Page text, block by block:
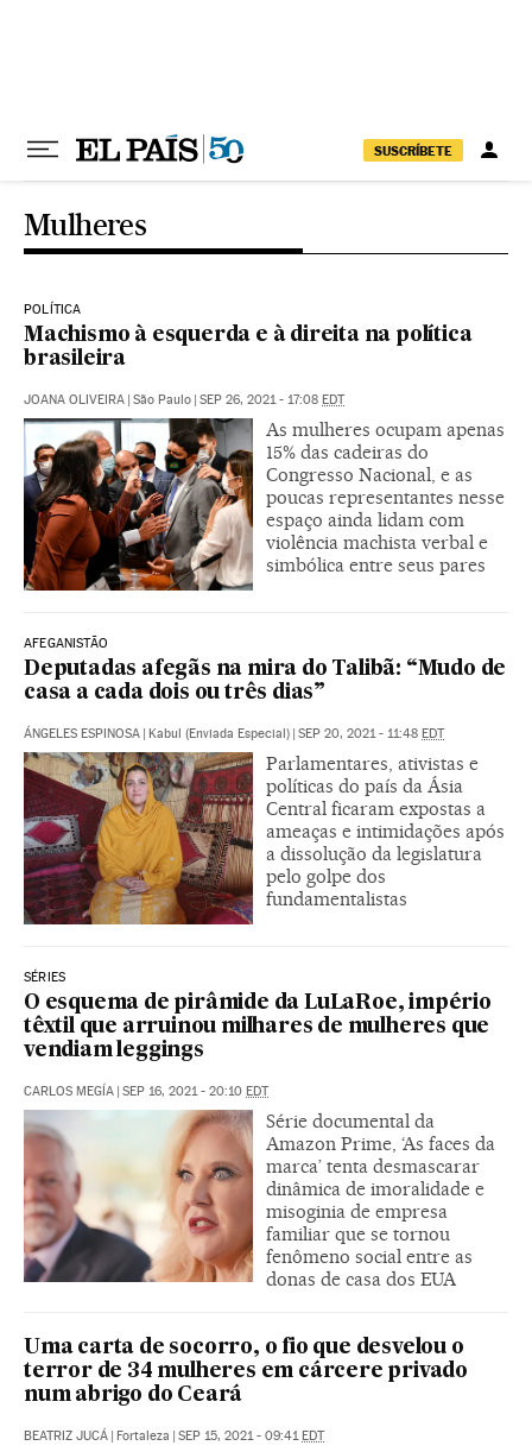
SUSCRÍBETE
Mulheres
POLÍTICA
Machismo à esquerda e à direita na política
brasileira
JOANA OLIVEIRA | São Paulo | SEP 26, 2021 - 17:08 EDT
As mulheres ocupam apenas
15% das cadeiras do
Congresso Nacional, e as
poucas representantes nesse
espaço ainda lidam com
violência machista verbal e
simbólica entre seus pares
AFEGANISTÃO
Deputadas afegãs na mira do Talibã: “Mudo de
casa a cada dois ou três dias”
ÁNGELES ESPINOSA | Kabul (Enviada Especial) | SEP 20, 2021 - 11:48 EDT
Parlamentares, ativistas e
políticas do país da Ásia
Central ficaram expostas a
ameaças e intimidações após
a dissolução da legislatura
pelo golpe dos
fundamentalistas
SÉRIES
O esquema de pirâmide da LuLaRoe, império
têxtil que arruinou milhares de mulheres que
vendiam leggings
CARLOS MEGÍA | SEP 16, 2021 - 20:10 EDT
Série documental da
Amazon Prime, ‘As faces da
marca’ tenta desmascarar
dinâmica de imoralidade e
misoginia de empresa
familiar que se tornou
fenômeno social entre as
donas de casa dos EUA
Uma carta de socorro, o fio que desvelou o
terror de 34 mulheres em cárcere privado
num abrigo do Ceará
BEATRIZ JUCÁ | Fortaleza | SEP 15, 2021 - 09:41EDT